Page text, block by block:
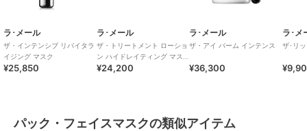
ラ･メール
ザ・インテンシブ リバイタラ
イジング マスク
¥25,850
ラ･メール
ザ・トリートメント ローショ
ン ハイドレイティング マス
ク
¥24,200
ラ･メール
ザ・アイ バーム インテンス
¥36,300
ラ･メ
ザ･リ
パック・フェイスマスクの類似アイテム